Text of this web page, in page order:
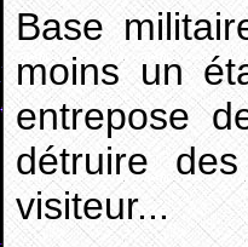
Base
moins un
entrepose
détruire
visiteur...